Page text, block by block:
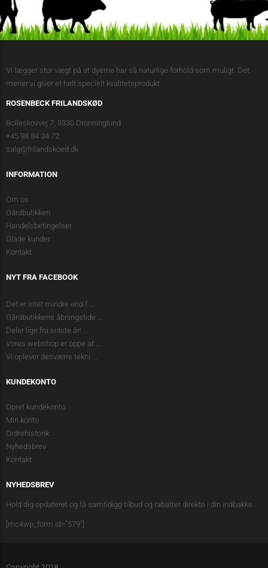
Vi lægger stor vægt på at dyerne har så naturlige forhold som muligt. Det
mener vi giver et helt specielt kvalitetsprodukt.
ROSENBECK FRILANDSKØD
Bolleskovvej 7, 9330 Dronninglund
+45 98 84 34 72
salg@frilandskoed.dk
INFORMATION
Om os
Gårdbutikken
Handelsbetingelser
Glade kunder
Kontakt
NYT FRA FACEBOOK
Det er intet mindre end f
Gårdbutikkens åbningstide
Deler lige fra sidste år!
Vores webshop er oppe at
Vi oplever desværre tekni
KUNDEKONTO
Opret kundekonto
Min konto
Ordrehistorik
Nyhedsbrev
Kontakt
NYHEDSBREV
Hold dig opdateret og få samtidigg tilbud og rabatter direkte i din indbakke.
[mc4wp_form id="579"]